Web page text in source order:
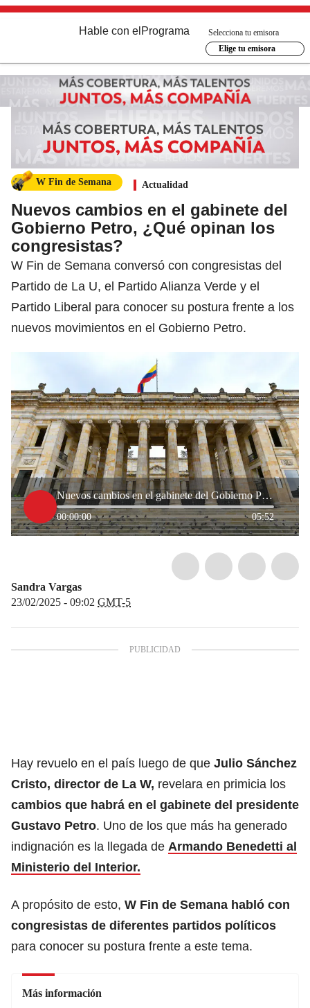
Hable con el Programa
Selecciona tu emisora
Elige tu emisora
W Fin de Semana Actualidad
Nuevos cambios en el gabinete del
Gobierno Petro, ¿Qué opinan los
congresistas?
W Fin de Semana conversó con congresistas del
Partido de La U, el Partido Alianza Verde y el
Partido Liberal para conocer su postura frente a los
nuevos movimientos en el Gobierno Petro.
Nuevos cambios en el gabinete del Gobierno Petro, ¿Qué opinan los congresistas?
00:00:00 05:52
Sandra Vargas
23/02/2025 - 09:02 GMT-5
Hay revuelo en el país luego de que Julio Sánchez
Cristo, director de La W, revelara en primicia los
cambios que habrá en el gabinete del presidente
Gustavo Petro. Uno de los que más ha generado
indignación es la llegada de Armando Benedetti al
Ministerio del Interior.
A propósito de esto, W Fin de Semana habló con
congresistas de diferentes partidos políticos
para conocer su postura frente a este tema.
Más información